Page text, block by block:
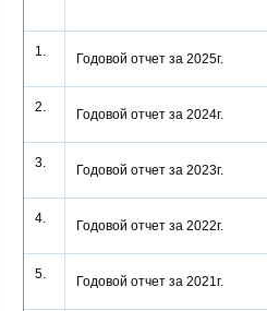
1. Годовой отчет за 2025г.
2. Годовой отчет за 2024г.
3. Годовой отчет за 2023г.
4. Годовой отчет за 2022г.
5. Годовой отчет за 2021г.